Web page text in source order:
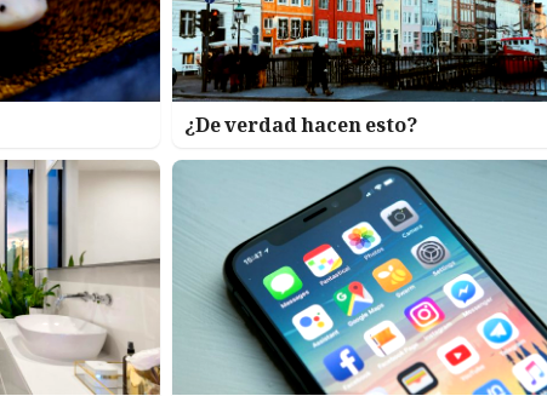
¿De verdad hacen esto?